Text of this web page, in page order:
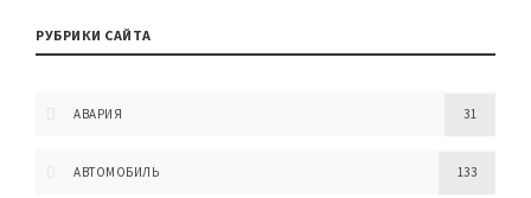
РУБРИКИ САЙТА
АВАРИЯ 31
АВТОМОБИЛЬ 133